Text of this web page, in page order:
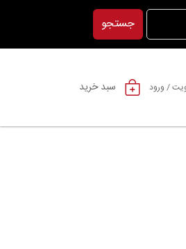
جستجو
/ ورود سبد خرید